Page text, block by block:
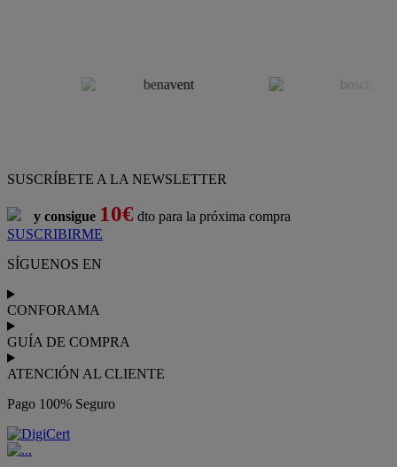
SUSCRÍBETE A LA NEWSLETTER
y consigue 10€ dto para la próxima compra
SUSCRIBIRME
SÍGUENOS EN
CONFORAMA
GUÍA DE COMPRA
ATENCIÓN AL CLIENTE
Pago 100% Seguro